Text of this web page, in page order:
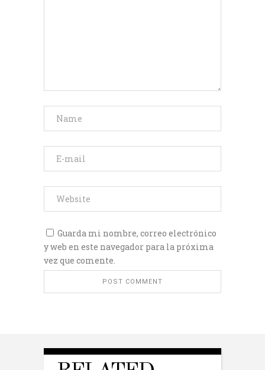
Guarda mi nombre, correo electrónico
y web en este navegador para la próxima
vez que comente.